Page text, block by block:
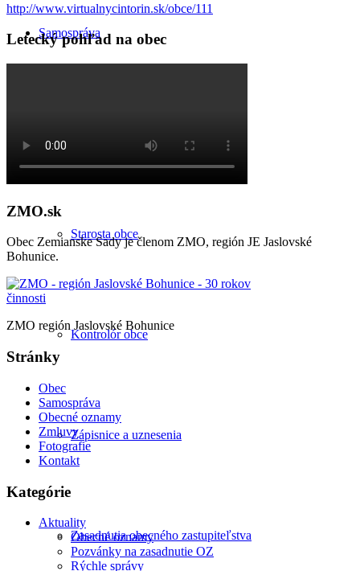
Samospráva
Starosta obce
Kontrolór obce
Zápisnice a uznesenia
Zasadnutia obecného zastupiteľstva
http://www.virtualnycintorin.sk/obce/111
Letecký pohľad na obec
ZMO.sk
Obec Zemianske Sady je členom ZMO, región JE Jaslovské
Bohunice.
ZMO región Jaslovské Bohunice
Stránky
Obec
Samospráva
Obecné oznamy
Zmluvy
Fotografie
Kontakt
Kategórie
Aktuality
Obecné oznamy
Pozvánky na zasadnutie OZ
Rýchle správy